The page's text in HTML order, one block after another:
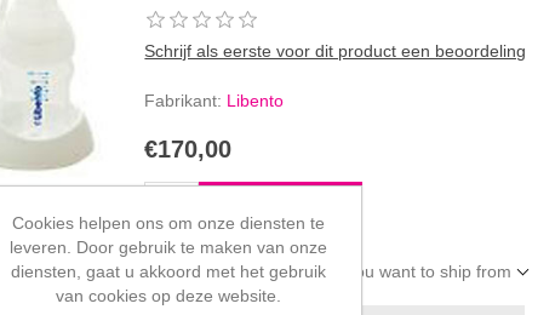
Schrijf als eerste voor dit product een beoordeling
Fabrikant: Libento
€170,00
Please select the address you want to ship from
Cookies helpen ons om onze diensten te
leveren. Door gebruik te maken van onze
diensten, gaat u akkoord met het gebruik
van cookies op deze website.